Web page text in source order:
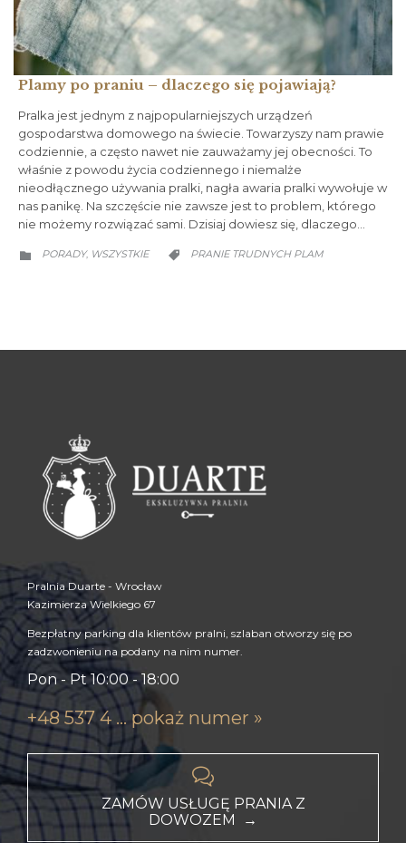
Plamy po praniu – dlaczego się pojawiają?
Pralka jest jednym z najpopularniejszych urządzeń
gospodarstwa domowego na świecie. Towarzyszy nam prawie
codziennie, a często nawet nie zauważamy jej obecności. To
właśnie z powodu życia codziennego i niemalże
nieodłącznego używania pralki, nagła awaria pralki wywołuje w
nas panikę. Na szczęście nie zawsze jest to problem, którego
nie możemy rozwiązać sami. Dzisiaj dowiesz się, dlaczego…
 CATEGORY
PORADY, WSZYSTKIE  CATEGORY
PRANIE TRUDNYCH PLAM
Pralnia Duarte - Wrocław
Kazimierza Wielkiego 67
Bezpłatny parking dla klientów pralni, szlaban otworzy się po
zadzwonieniu na podany na nim numer.
Pon - Pt 10:00 - 18:00
+48 537 4 ... pokaż numer »

ZAMÓW USŁUGĘ PRANIA Z
DOWOZEM →